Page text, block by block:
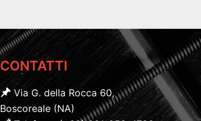
CONTATTI
Via G. della Rocca 60,
Boscoreale (NA)